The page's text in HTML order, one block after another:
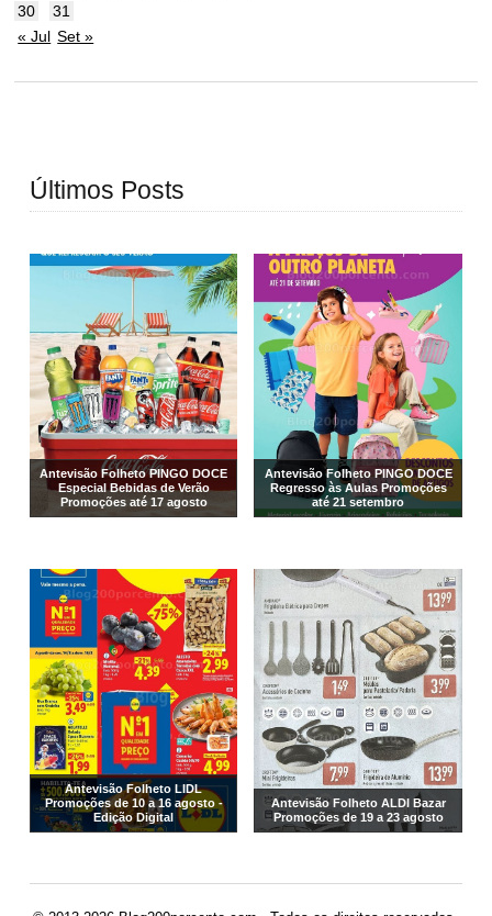
30
31
« Jul Set »
Últimos Posts
Antevisão Folheto PINGO DOCE
Especial Bebidas de Verão
Promoções até 17 agosto
Antevisão Folheto PINGO DOCE
Regresso às Aulas Promoções
até 21 setembro
Antevisão Folheto LIDL
Promoções de 10 a 16 agosto -
Edição Digital
Antevisão Folheto ALDI Bazar
Promoções de 19 a 23 agosto